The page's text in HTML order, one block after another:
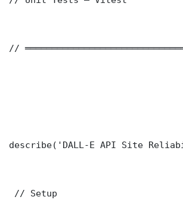
//
describe('DALL-E API Site
// Setup